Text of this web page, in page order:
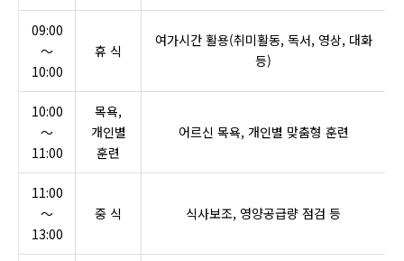
09:00
～
10:00
휴 식
여가시간 활용(취미활동, 독서, 영상, 대화
등)
10:00
～
11:00
목욕,
개인별
훈련
어르신 목욕, 개인별 맞춤형 훈련
11:00
～
13:00
중 식 식사보조, 영양공급량 점검 등